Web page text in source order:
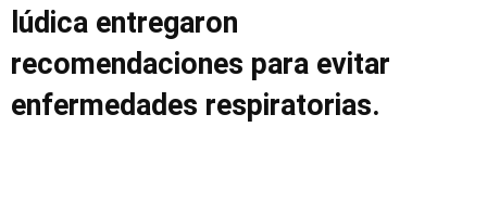
lúdica entregaron
recomendaciones para evitar
enfermedades respiratorias.